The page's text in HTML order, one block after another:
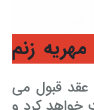
زنم
قبول می